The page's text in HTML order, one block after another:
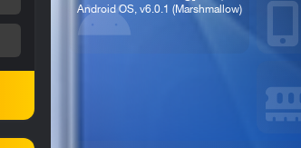
Android OS, v6.0.1 (Marshmallow)